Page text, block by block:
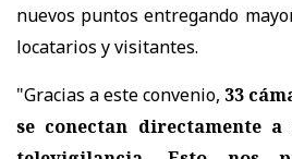
nuevos puntos entregando
locatarios y visitantes.
"Gracias a este convenio, 33
se conectan directamente